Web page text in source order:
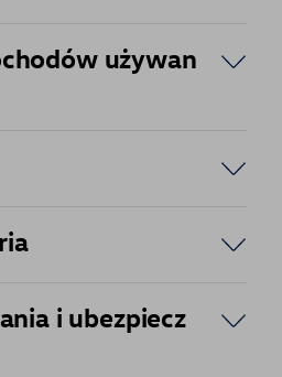
używan
i ubezpiecz